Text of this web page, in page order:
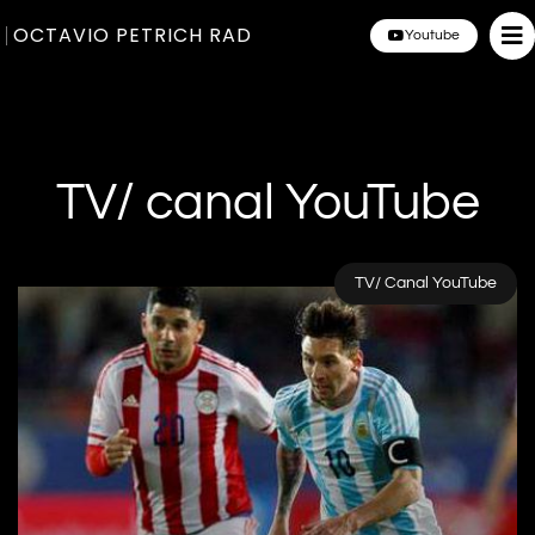
OCTAVIO PETRICH RAD Youtube
TV/ canal YouTube
TV/ Canal YouTube